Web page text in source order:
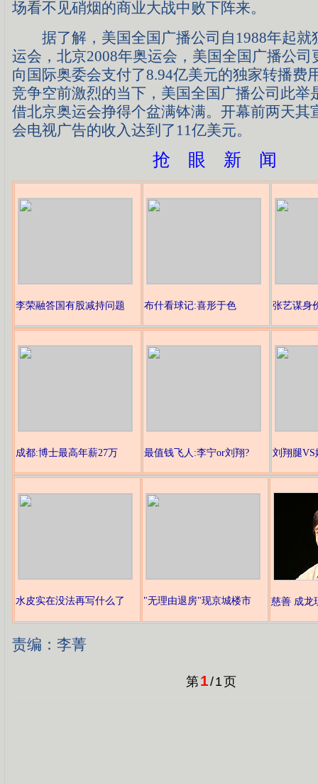
场看不见硝烟的商业大战中败下阵来。
据了解，美国全国广播公司自1988年起就
运会，北京2008年奥运会，美国全国广播公司
向国际奥委会支付了8.94亿美元的独家转播费
竞争空前激烈的当下，美国全国广播公司此举
借北京奥运会挣得个盆满钵满。开幕前两天其
会电视广告的收入达到了11亿美元。
抢 眼 新 闻
李荣融答国有股减持问题 布什看球记:喜形于色 张艺谋身
成都:博士最高年薪27万 最值钱飞人:李宁or刘翔? 刘翔腿VS
水皮实在没法再写什么了 "无理由退房"现京城楼市 慈善 成龙
责编：李菁
第1/1页